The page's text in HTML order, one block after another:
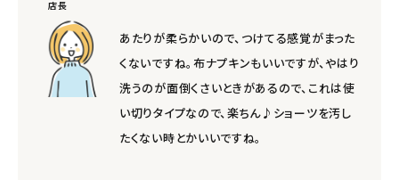
店長
あたりが柔らかいので、つけてる感覚がまった
くないですね。布ナプキンもいいですが、やはり
洗うのが面倒くさいときがあるので、これは使
い切りタイプなので、楽ちん♪ショーツを汚し
たくない時とかいいですね。